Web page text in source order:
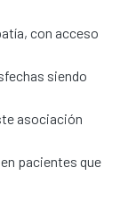
con acceso
siendo
asociación
pacientes que